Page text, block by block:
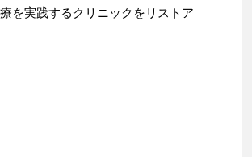
を実践するクリニックをリストア